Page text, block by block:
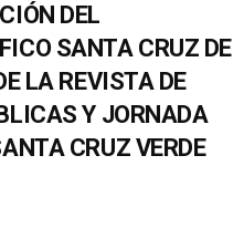
DEL
SANTA CRUZ DE
LA REVISTA DE
Y JORNADA
CRUZ VERDE